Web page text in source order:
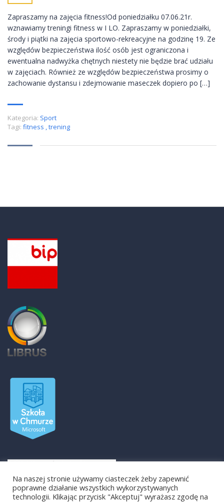
Zapraszamy na zajęcia fitness!Od poniedziałku 07.06.21r.
wznawiamy treningi fitness w I LO. Zapraszamy w poniedziałki,
środy i piątki na zajęcia sportowo-rekreacyjne na godzinę 19. Ze
względów bezpieczeństwa ilość osób jest ograniczona i
ewentualna nadwyżka chętnych niestety nie będzie brać udziału
w zajęciach. Również ze względów bezpieczeństwa prosimy o
zachowanie dystansu i zdejmowanie maseczek dopiero po […]
Kategoria: Sport
Tagi: fitness ,trening
Na naszej stronie używamy ciasteczek żeby zapewnić
poprawne działanie wszystkich wykorzystywanych
technologii. Klikając przycisk "Akceptuj" wyrażasz zgodę na